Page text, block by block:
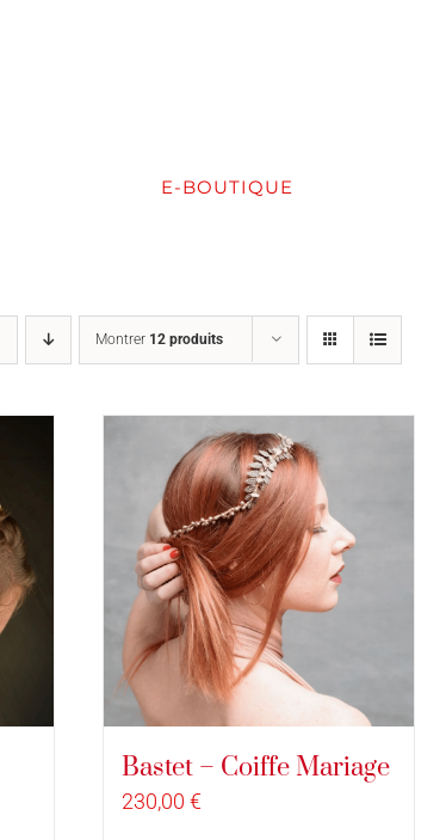
E-BOUTIQUE
Montrer 12 produits
Bastet – Coiffe Mariage
230,00 €